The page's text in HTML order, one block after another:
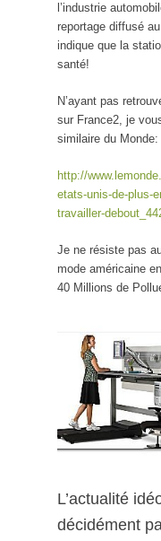
l’industrie
reportage diffusé
indique que la
santé!
N’ayant pas
sur France2, je
similaire du Monde:
http://
etats-unis-de-plus-
travailler-
Je ne résiste pas
mode américaine
40 Millions de
L’actualité
décidément